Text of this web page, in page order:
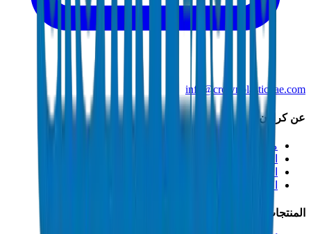
info@crownplasticuae.com
عن كراون
من نحن
الابتكار
الجودة والشهادات
المنتجات